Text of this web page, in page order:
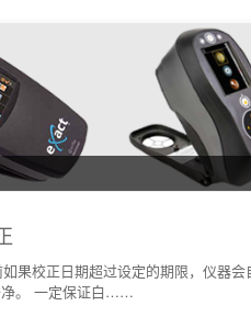
果校正日期超过设定的期限，仪器
净。 一定保证白……